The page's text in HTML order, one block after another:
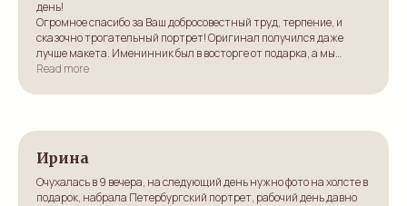
день!
Огромное спасибо за Ваш добросовестный труд, терпение, и
сказочно трогательный портрет! Оригинал получился даже
лучше макета. Именинник был в восторге от подарка, а мы
счастливы от оперативно и качественно реализованной идеи
Уверена, ещё не раз к Вам вернёмся мы и наши знакомые.
Read more
Ирина
Очухалась в 9 вечера, на следующий день нужно фото на холсте в
подарок, набрала Петербургский портрет, рабочий день давно